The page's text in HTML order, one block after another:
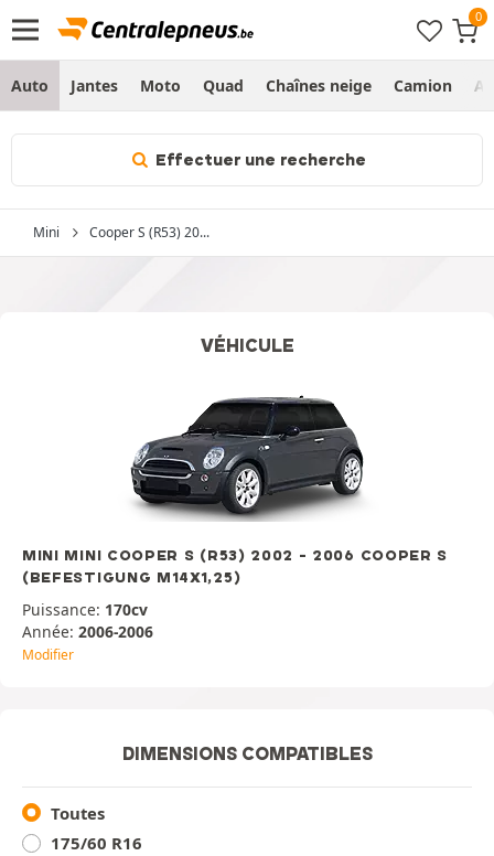
Auto Jantes Moto Quad Chaînes neige Camion
Effectuer une recherche
Mini Cooper S (R53) 20...
VÉHICULE
MINI MINI COOPER S (R53) 2002 - 2006 COOPER S
(BEFESTIGUNG M14X1,25)
Puissance: 170cv
Année: 2006-2006
Modifier
DIMENSIONS COMPATIBLES
Toutes
175/60 R16